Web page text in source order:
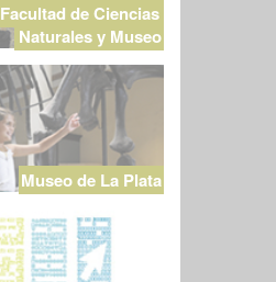
Facultad de Ciencias
Naturales y Museo
Museo de La Plata